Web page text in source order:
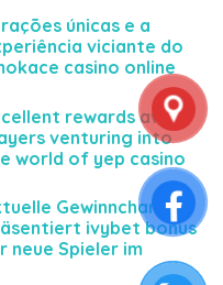
únicas e a
viciante do
casino online
rewards await
venturing into
world of yep casino
Gewinnchancen
ivybet bonus
neue Spieler im